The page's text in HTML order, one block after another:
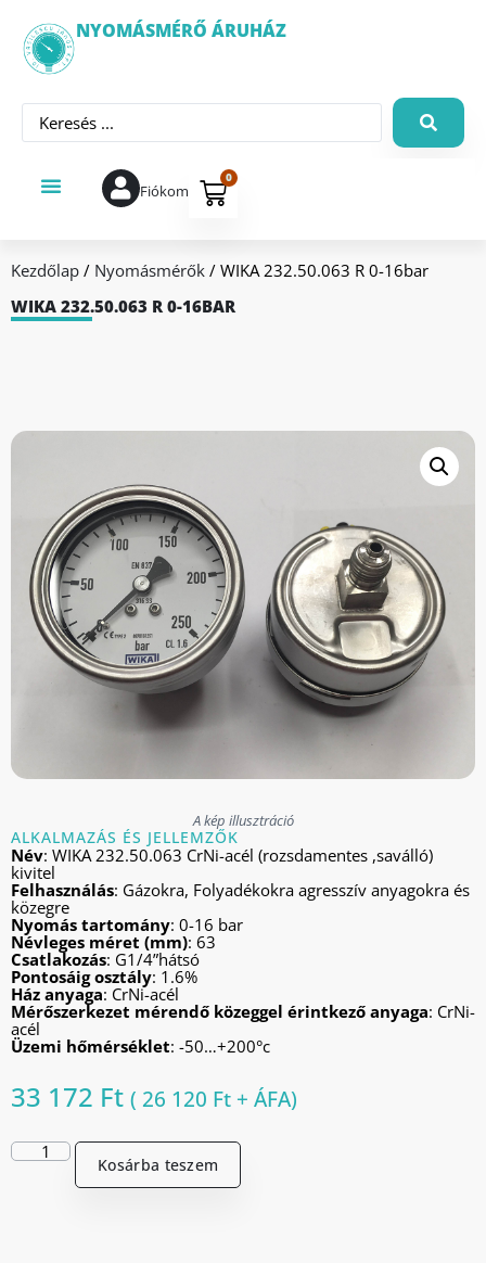
NYOMÁSMÉRŐ ÁRUHÁZ
Fiókom
0
Kezdőlap / Nyomásmérők / WIKA 232.50.063 R 0-16bar
WIKA 232.50.063 R 0-16BAR
A kép illusztráció
ALKALMAZÁS ÉS JELLEMZŐK
Név: WIKA 232.50.063 CrNi-acél (rozsdamentes ,saválló)
kivitel
Felhasználás: Gázokra, Folyadékokra agresszív anyagokra és
közegre
Nyomás tartomány: 0-16 bar
Névleges méret (mm): 63
Csatlakozás: G1/4”hátsó
Pontosáig osztály: 1.6%
Ház anyaga: CrNi-acél
Mérőszerkezet mérendő közeggel érintkező anyaga: CrNi-
acél
Üzemi hőmérséklet: -50…+200°c
33 172 Ft ( 26 120 Ft + ÁFA)
Kosárba teszem